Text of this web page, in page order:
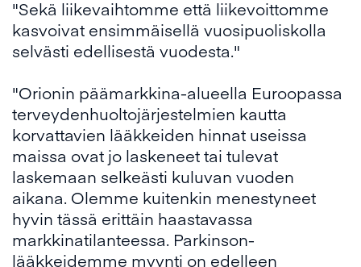
"Sekä liikevaihtomme että liikevoittomme
kasvoivat ensimmäisellä vuosipuoliskolla
selvästi edellisestä vuodesta."
"Orionin päämarkkina-alueella Euroopassa
terveydenhuoltojärjestelmien kautta
korvattavien lääkkeiden hinnat useissa
maissa ovat jo laskeneet tai tulevat
laskemaan selkeästi kuluvan vuoden
aikana. Olemme kuitenkin menestyneet
hyvin tässä erittäin haastavassa
markkinatilanteessa. Parkinson-
lääkkeidemme myynti on edelleen